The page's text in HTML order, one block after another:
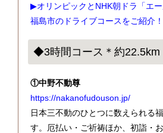
▶オリンピックとNHK朝ドラ「エ
福島市のドライブコースをご紹介！
◆3時間コース＊約22.5km
①中野不動尊
https://nakanofudouson.jp/
日本三不動のひとつに数えられる
す。厄払い・ご祈祷ほか、初詣・